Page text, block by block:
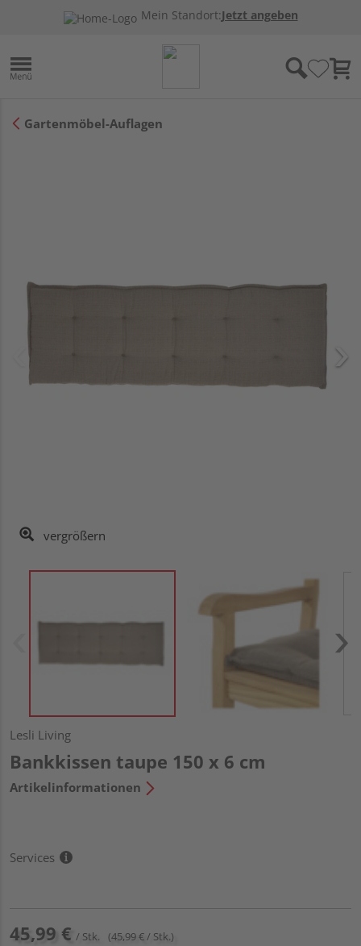
Mein Standort:Jetzt angeben
Gartenmöbel-Auflagen
vergrößern
Lesli Living
Bankkissen taupe 150 x 6 cm
Artikelinformationen
Services
45,99 € / Stk. (45,99 € / Stk.)